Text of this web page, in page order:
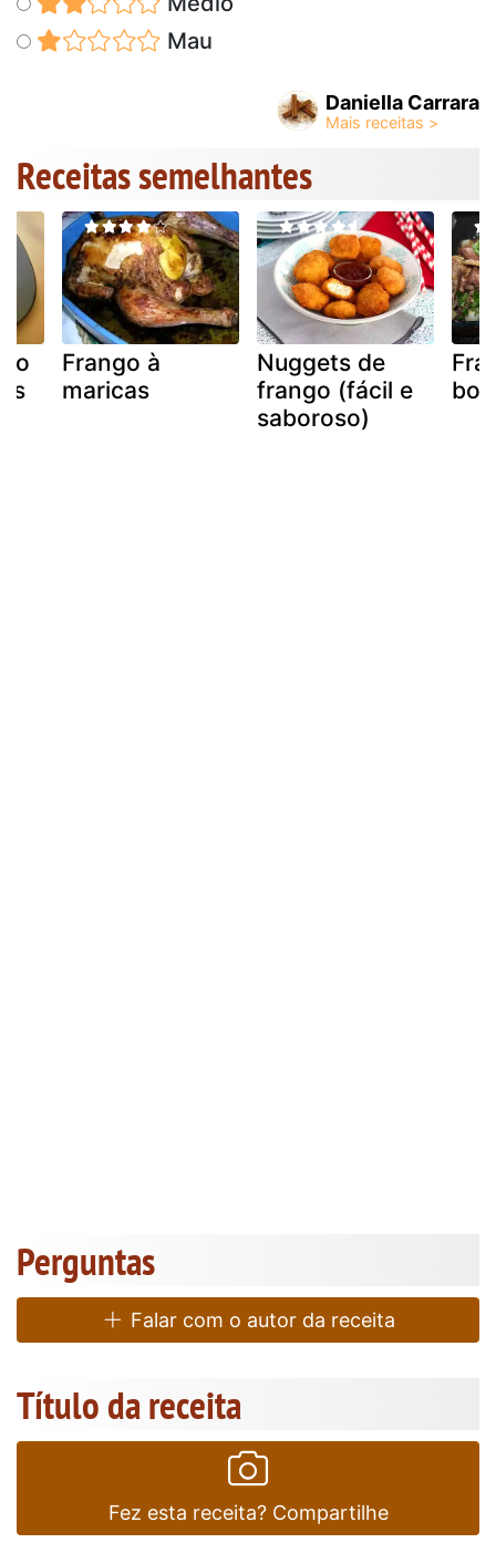
Mau
Daniella Carrara
Receitas semelhantes
Frango à
maricas
Nuggets de
frango (fácil e
saboroso)
Perguntas
Falar com o autor da receita
Título da receita
Fez esta receita? Compartilhe